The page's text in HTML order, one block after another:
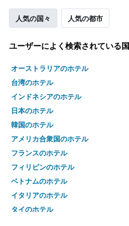
人気の国々 人気の都市
ユーザーによく検索されている国
オーストラリアのホテル
台湾のホテル
インドネシアのホテル
日本のホテル
韓国のホテル
アメリカ合衆国のホテル
フランスのホテル
フィリピンのホテル
ベトナムのホテル
イタリアのホテル
タイのホテル